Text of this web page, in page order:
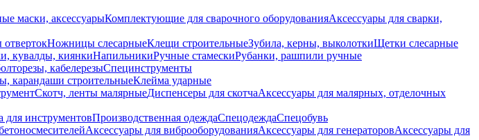
маски, аксессуарыКомплектующие для сварочного оборудованияАксессуары для сварки,
Ножницы слесарныеКлещи строительныеЗубила, керны, выколоткиЩетки слесарные
кувалды, киянкиНапильникиРучные стамескиРубанки, рашпили ручные
кабелерезыСпецинструменты
карандаши строительныеКлейма ударные
Скотч, ленты малярныеДиспенсеры для скотчаАксессуары для малярных, отделочных
для инструментовПроизводственная одеждаСпецодеждаСпецобувь
Аксессуары для виброоборудованияАксессуары для генераторовАксессуары для